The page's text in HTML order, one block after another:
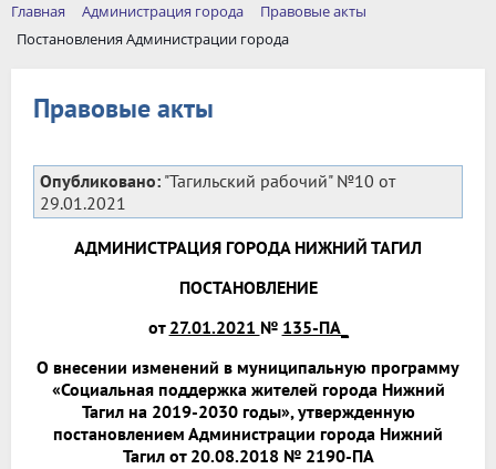
Главная Администрация города
Правовые акты
Постановления Администрации города
Правовые акты
Опубликовано: "Тагильский рабочий" №10 от
29.01.2021
АДМИНИСТРАЦИЯ ГОРОДА НИЖНИЙ ТАГИЛ
ПОСТАНОВЛЕНИЕ
от 27.01.2021 № 135-ПА_
О внесении изменений в муниципальную программу
«Социальная поддержка жителей города Нижний
Тагил на 2019-2030 годы», утвержденную
постановлением Администрации города Нижний
Тагил от 20.08.2018 № 2190-ПА